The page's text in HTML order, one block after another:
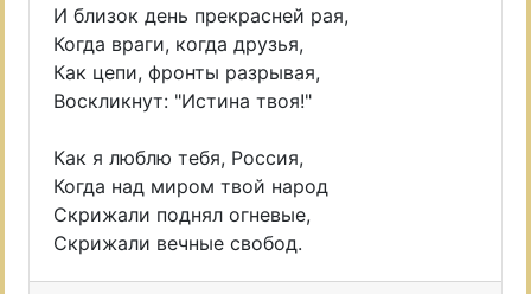
И близок день прекрасней рая,
Когда враги, когда друзья,
Как цепи, фронты разрывая,
Воскликнут: "Истина твоя!"
Как я люблю тебя, Россия,
Когда над миром твой народ
Скрижали поднял огневые,
Скрижали вечные свобод.